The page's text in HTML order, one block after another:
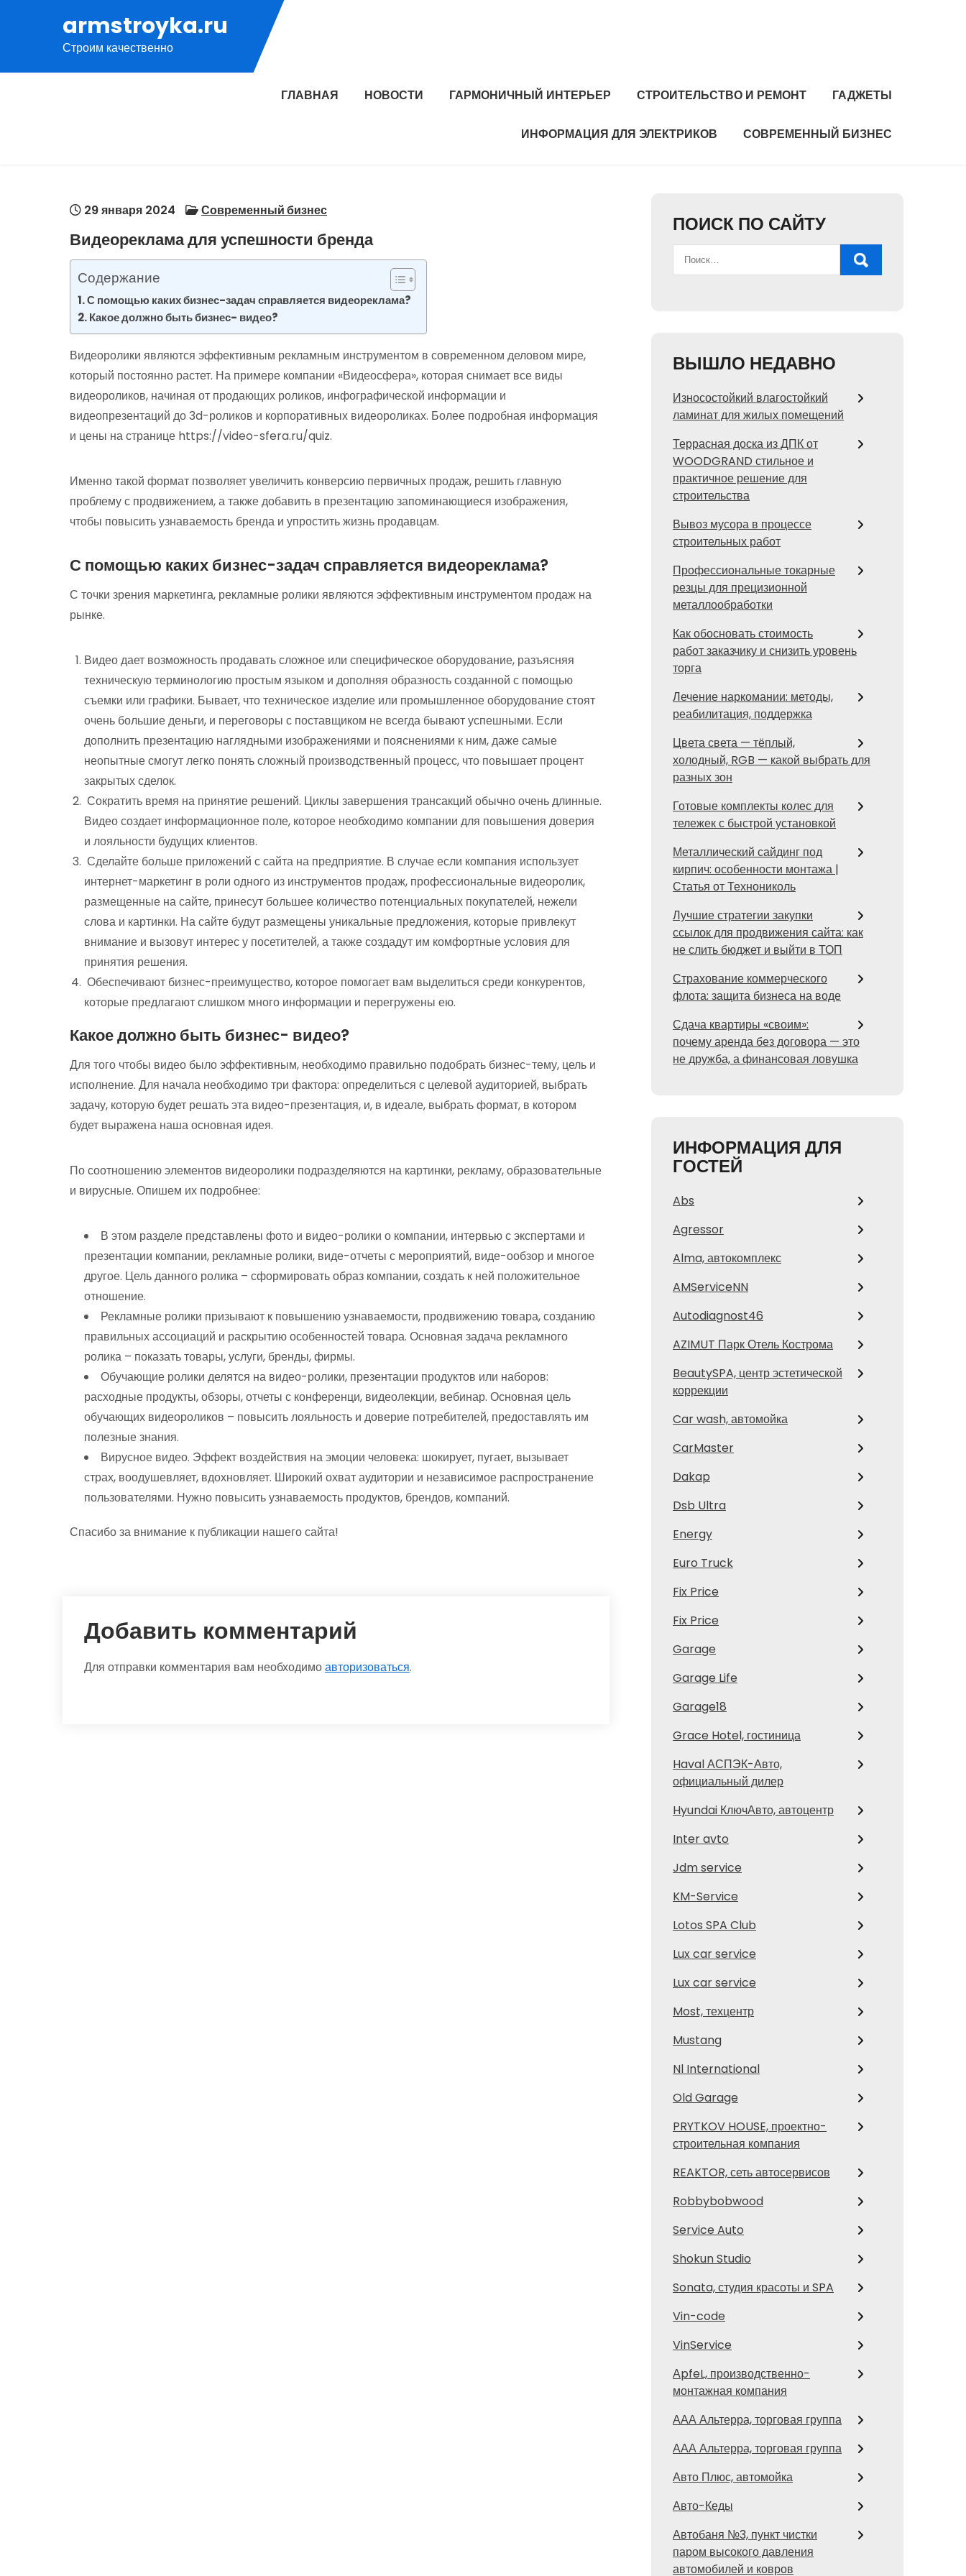
содержимому
armstroyka.ru
Строим качественно
ГЛАВНАЯ НОВОСТИ ГАРМОНИЧНЫЙ ИНТЕРЬЕР СТРОИТЕЛЬСТВО И РЕМОНТ ГАДЖЕТЫ
ИНФОРМАЦИЯ ДЛЯ ЭЛЕКТРИКОВ СОВРЕМЕННЫЙ БИЗНЕС
29 января 2024 Современный бизнес
Видеореклама для успешности бренда
Содержание
С помощью каких бизнес-задач справляется видеореклама?
Какое должно быть бизнес- видео?
Видеоролики являются эффективным рекламным инструментом в современном деловом мире,
который постоянно растет. На примере компании «Видеосфера», которая снимает все виды
видеороликов, начиная от продающих роликов, инфографической информации и
видеопрезентаций до 3d-роликов и корпоративных видеороликах. Более подробная информация
и цены на странице https://video-sfera.ru/quiz.
Именно такой формат позволяет увеличить конверсию первичных продаж, решить главную
проблему с продвижением, а также добавить в презентацию запоминающиеся изображения,
чтобы повысить узнаваемость бренда и упростить жизнь продавцам.
С помощью каких бизнес-задач справляется видеореклама?
С точки зрения маркетинга, рекламные ролики являются эффективным инструментом продаж на
рынке.
Видео дает возможность продавать сложное или специфическое оборудование, разъясняя
техническую терминологию простым языком и дополняя образность созданной с помощью
съемки или графики. Бывает, что техническое изделие или промышленное оборудование стоят
очень большие деньги, и переговоры с поставщиком не всегда бывают успешными. Если
дополнить презентацию наглядными изображениями и пояснениями к ним, даже самые
неопытные смогут легко понять сложный производственный процесс, что повышает процент
закрытых сделок.
Сократить время на принятие решений. Циклы завершения трансакций обычно очень длинные.
Видео создает информационное поле, которое необходимо компании для повышения доверия
и лояльности будущих клиентов.
Сделайте больше приложений с сайта на предприятие. В случае если компания использует
интернет-маркетинг в роли одного из инструментов продаж, профессиональные видеоролик,
размещенные на сайте, принесут большее количество потенциальных покупателей, нежели
слова и картинки. На сайте будут размещены уникальные предложения, которые привлекут
внимание и вызовут интерес у посетителей, а также создадут им комфортные условия для
принятия решения.
Обеспечивают бизнес-преимущество, которое помогает вам выделиться среди конкурентов,
которые предлагают слишком много информации и перегружены ею.
Какое должно быть бизнес- видео?
Для того чтобы видео было эффективным, необходимо правильно подобрать бизнес-тему, цель и
исполнение. Для начала необходимо три фактора: определиться с целевой аудиторией, выбрать
задачу, которую будет решать эта видео-презентация, и, в идеале, выбрать формат, в котором
будет выражена наша основная идея.
По соотношению элементов видеоролики подразделяются на картинки, рекламу, образовательные
и вирусные. Опишем их подробнее:
В этом разделе представлены фото и видео-ролики о компании, интервью с экспертами и
презентации компании, рекламные ролики, виде-отчеты с мероприятий, виде-ообзор и многое
другое. Цель данного ролика – сформировать образ компании, создать к ней положительное
отношение.
Рекламные ролики призывают к повышению узнаваемости, продвижению товара, созданию
правильных ассоциаций и раскрытию особенностей товара. Основная задача рекламного
ролика – показать товары, услуги, бренды, фирмы.
Обучающие ролики делятся на видео-ролики, презентации продуктов или наборов:
расходные продукты, обзоры, отчеты с конференци, видеолекции, вебинар. Основная цель
обучающих видеороликов – повысить лояльность и доверие потребителей, предоставлять им
полезные знания.
Вирусное видео. Эффект воздействия на эмоции человека: шокирует, пугает, вызывает
страх, воодушевляет, вдохновляет. Широкий охват аудитории и независимое распространение
пользователями. Нужно повысить узнаваемость продуктов, брендов, компаний.
Спасибо за внимание к публикации нашего сайта!
Добавить комментарий
Для отправки комментария вам необходимоавторизоваться.
ПОИСК ПО САЙТУ
ВЫШЛО НЕДАВНО
Износостойкий влагостойкий
ламинат для жилых помещений
Террасная доска из ДПК от
WOODGRAND стильное и
практичное решение для
строительства
Вывоз мусора в процессе
строительных работ
Профессиональные токарные
резцы для прецизионной
металлообработки
Как обосновать стоимость
работ заказчику и снизить уровень
торга
Лечение наркомании: методы,
реабилитация, поддержка
Цвета света — тёплый,
холодный, RGB — какой выбрать для
разных зон
Готовые комплекты колес для
тележек с быстрой установкой
Металлический сайдинг под
кирпич: особенности монтажа |
Статья от Технониколь
Лучшие стратегии закупки
ссылок для продвижения сайта: как
не слить бюджет и выйти в ТОП
Страхование коммерческого
флота: защита бизнеса на воде
Сдача квартиры «своим»:
почему аренда без договора — это
не дружба, а финансовая ловушка
ИНФОРМАЦИЯ ДЛЯ
ГОСТЕЙ
Abs
Agressor
Alma, автокомплекс
AMServiceNN
Autodiagnost46
AZIMUT Парк Отель Кострома
BeautySPA, центр эстетической
коррекции
Car wash, автомойка
CarMaster
Dakap
Dsb Ultra
Energy
Euro Truck
Fix Price
Fix Price
Garage
Garage Life
Garage18
Grace Hotel, гостиница
Haval АСПЭК-Авто,
официальный дилер
Hyundai КлючАвто, автоцентр
Inter avto
Jdm service
KM-Service
Lotos SPA Club
Lux car service
Lux car service
Most, техцентр
Mustang
Nl International
Old Garage
PRYTKOV HOUSE, проектно-
строительная компания
REAKTOR, сеть автосервисов
Robbybobwood
Service Auto
Shokun Studio
Sonata, студия красоты и SPA
Vin-code
VinService
АpfeL, производственно-
монтажная компания
ААА Альтерра, торговая группа
ААА Альтерра, торговая группа
Авто Плюс, автомойка
Авто-Кеды
Автобаня №3, пункт чистки
паром высокого давления
автомобилей и ковров